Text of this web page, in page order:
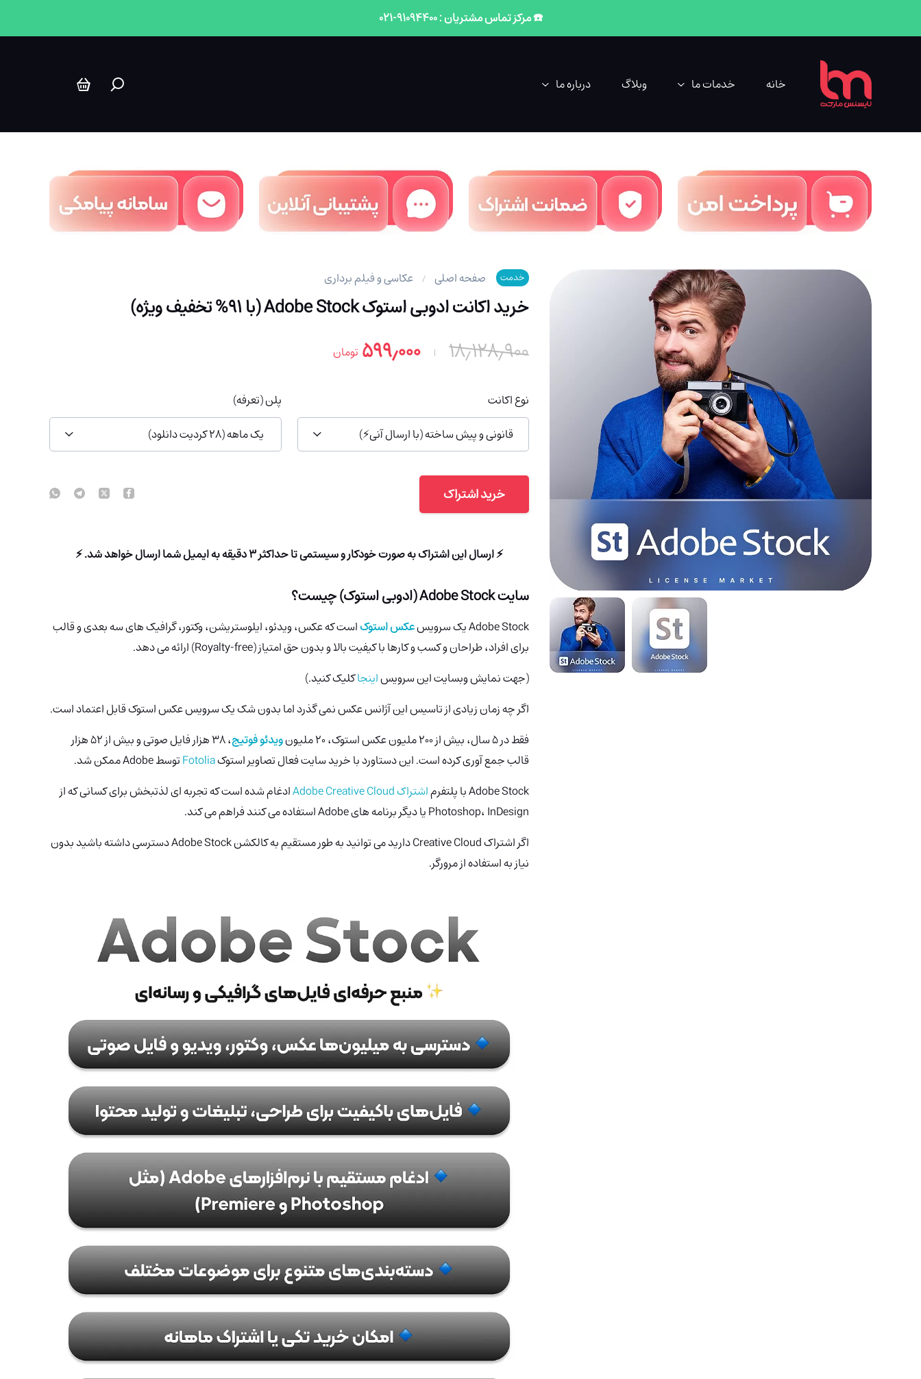
☎️ مرکز تماس مشتریان : 91094400-021
خانه خدمات ما وبلاگ درباره ما
خدمت صفحه اصلی عکاسی و فیلم برداری
خرید اکانت ادوبی استوک Adobe Stock (با 91% تخفیف ویژه)
۱۸٫۱۲۸٫۹۰۰ ۵۹۹٫۰۰۰ تومان
نوع اکانت
قانونی و پیش ساخته (با ارسال آنی⚡)
پلن (تعرفه)
خرید اشتراک
⚡ ارسال این اشتراک به صورت خودکار و سیستمی تا حداکثر 3 دقیقه به ایمیل شما ارسال خواهد شد. ⚡
سایت Adobe Stock (ادوبی استوک) چیست؟
Adobe Stockیک سرویسعکس استوکاست که عکس، ویدئو، ایلوستریشن، وکتور، گرافیک های سه بعدی و قالب
برای افراد، طراحان و کسب و کارها با کیفیت بالا و بدون حق امتیاز (Royalty-free) ارائه می دهد.
(جهت نمایش وبسایت این سرویساینجاکلیک کنید.)
اگر چه زمان زیادی از تاسیس این آژانس عکس نمی گذرد اما بدون شک یک سرویس عکس استوک قابل اعتماد است.
فقط در 5 سال، بیش از 200 ملیون عکس استوک، 20 ملیون
ویدئو فوتیج
، 38 هزار فایل صوتی و بیش از 52 هزار
قالب جمع آوری کرده است. این دستاورد با خرید سایت فعال تصاویر استوکFotoliaتوسط Adobe ممکن شد.
Adobe Stock با پلتفرم
اشتراک Adobe Creative Cloud
ادغام شده است که تجربه ای لذتبخش برای کسانی که از
Photoshop، InDesign یا دیگر برنامه های Adobe استفاده می کنند فراهم می کند.
اگر اشتراک Creative Cloud دارید می توانید به طور مستقیم به کالکشن Adobe Stock دسترسی داشته باشید بدون
نیاز به استفاده از مرورگر.